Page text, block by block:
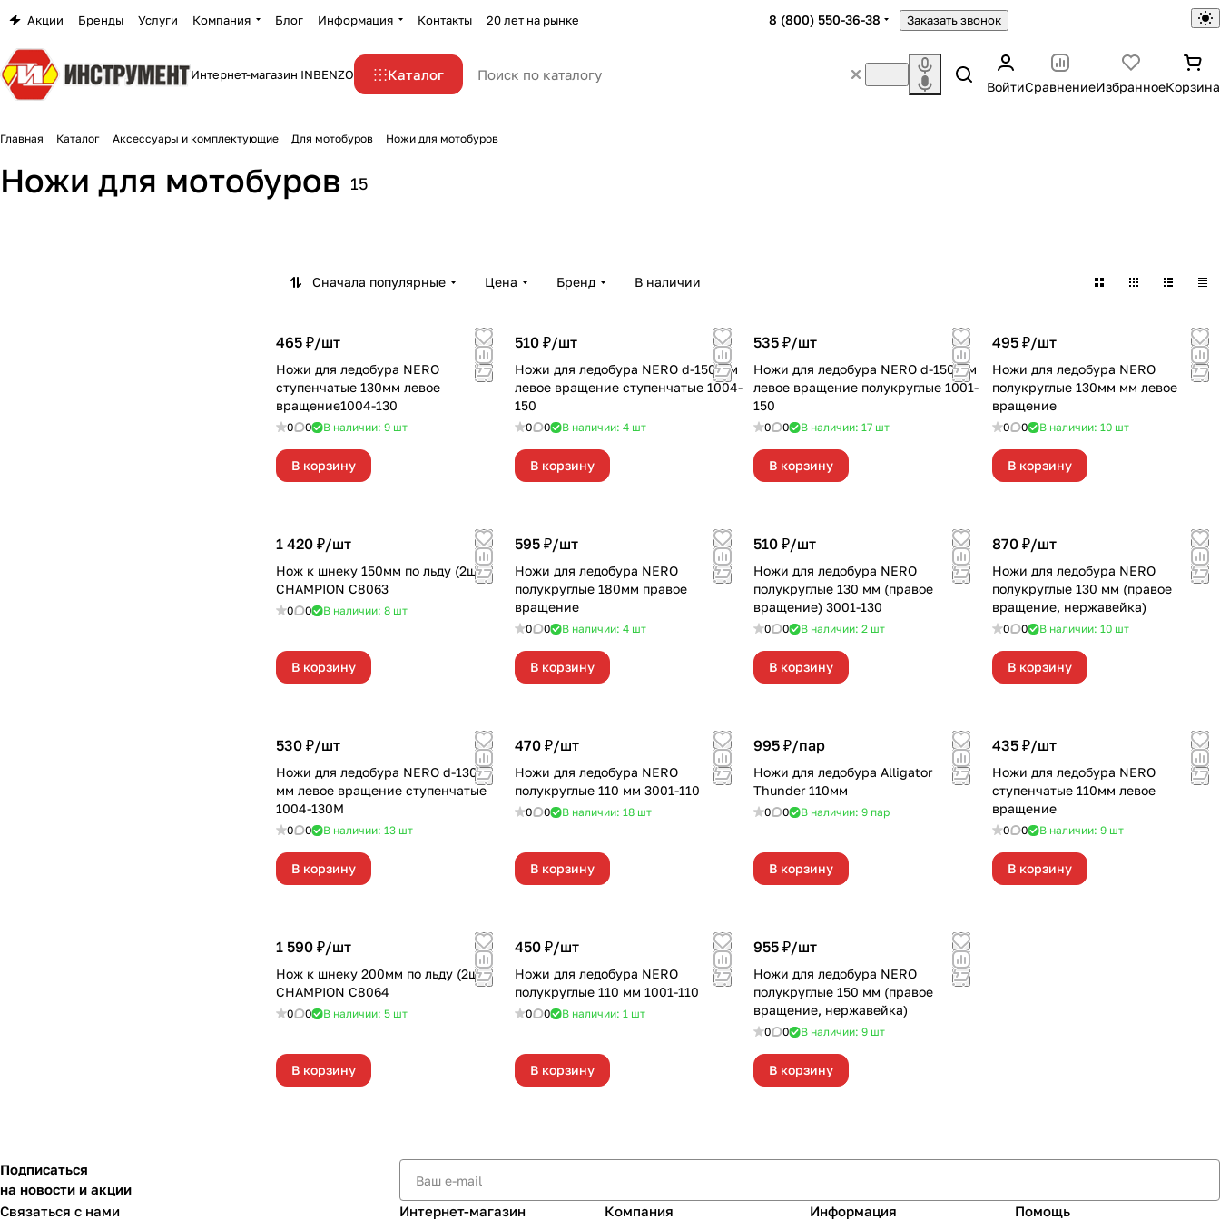
Акции Бренды Услуги Компания Блог Информация Контакты 20 лет на рынке 8 (800) 550-36-38 Заказать звонок
Интернет-магазин INBENZO Каталог
ВойтиСравнениеИзбранноеКорзина
Главная Каталог Аксессуары и комплектующие Для мотобуров Ножи для мотобуров
Ножи для мотобуров 15
Сначала популярные Цена Бренд В наличии
465 ₽/шт
Ножи для ледобура NERO
ступенчатые 130мм левое
вращение1004-130
0 0 В наличии: 9 шт
В корзину
510 ₽/шт
Ножи для ледобура NERO d-150 мм
левое вращение ступенчатые 1004-
150
0 0 В наличии: 4 шт
В корзину
535 ₽/шт
Ножи для ледобура NERO d-150 мм
левое вращение полукруглые 1001-
150
0 0 В наличии: 17 шт
В корзину
495 ₽/шт
Ножи для ледобура NERO
полукруглые 130мм мм левое
вращение
0 0 В наличии: 10 шт
В корзину
1 420 ₽/шт
Нож к шнеку 150мм по льду (2шт)
CHAMPION С8063
0 0 В наличии: 8 шт
В корзину
595 ₽/шт
Ножи для ледобура NERO
полукруглые 180мм правое
вращение
0 0 В наличии: 4 шт
В корзину
510 ₽/шт
Ножи для ледобура NERO
полукруглые 130 мм (правое
вращение) 3001-130
0 0 В наличии: 2 шт
В корзину
870 ₽/шт
Ножи для ледобура NERO
полукруглые 130 мм (правое
вращение, нержавейка)
0 0 В наличии: 10 шт
В корзину
530 ₽/шт
Ножи для ледобура NERO d-130М
мм левое вращение ступенчатые
1004-130М
0 0 В наличии: 13 шт
В корзину
470 ₽/шт
Ножи для ледобура NERO
полукруглые 110 мм 3001-110
0 0 В наличии: 18 шт
В корзину
995 ₽/пар
Ножи для ледобура Alligator
Thunder 110мм
0 0 В наличии: 9 пар
В корзину
435 ₽/шт
Ножи для ледобура NERO
ступенчатые 110мм левое
вращение
0 0 В наличии: 9 шт
В корзину
1 590 ₽/шт
Нож к шнеку 200мм по льду (2шт)
CHAMPION С8064
0 0 В наличии: 5 шт
В корзину
450 ₽/шт
Ножи для ледобура NERO
полукруглые 110 мм 1001-110
0 0 В наличии: 1 шт
В корзину
955 ₽/шт
Ножи для ледобура NERO
полукруглые 150 мм (правое
вращение, нержавейка)
0 0 В наличии: 9 шт
В корзину
Подписаться
на новости и акции
Связаться с нами
Интернет-магазин Компания Информация Помощь